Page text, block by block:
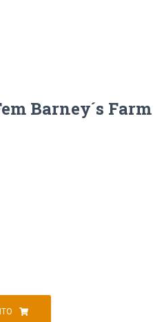
Barney´s Farm